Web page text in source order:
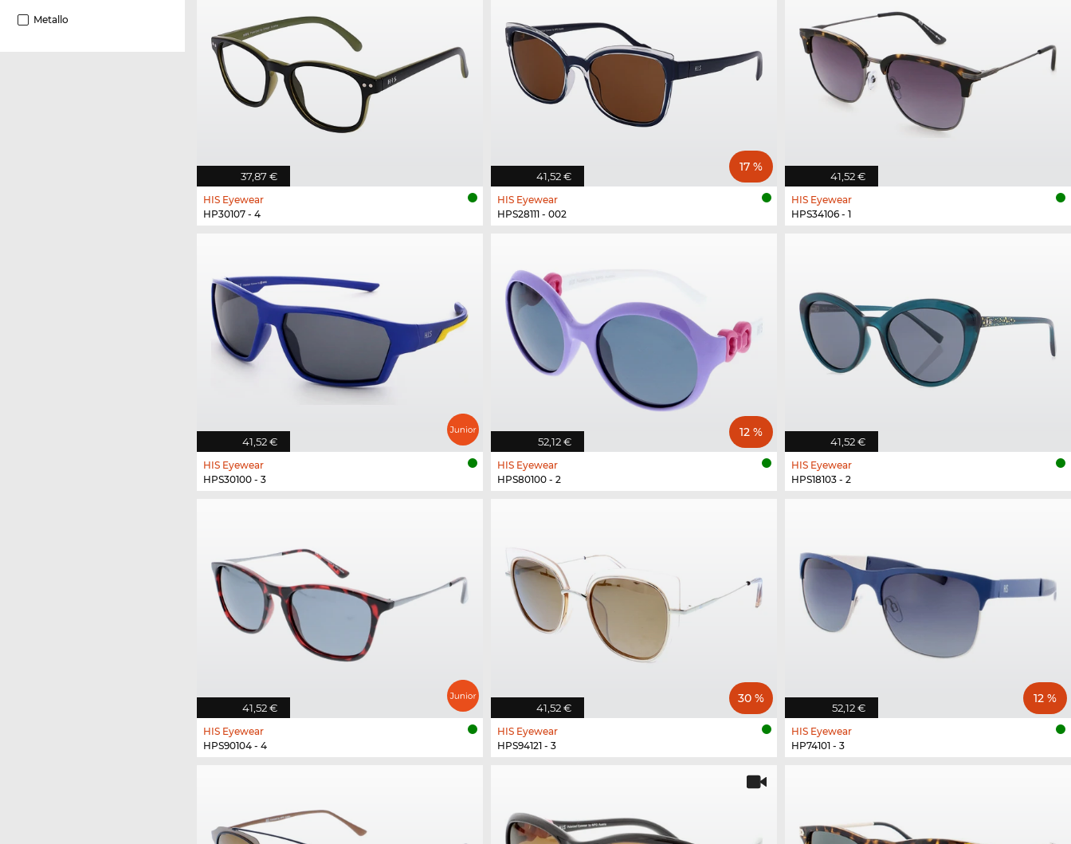
Metallo
37,87 €
HIS Eyewear
HP30107 - 4
41,52 €
17 %
HIS Eyewear
HPS28111 - 002
41,52 €
HIS Eyewear
HPS34106 - 1
41,52 €
HIS Eyewear
HPS30100 - 3
52,12 €
12 %
HIS Eyewear
HPS80100 - 2
41,52 €
HIS Eyewear
HPS18103 - 2
41,52 €
HIS Eyewear
HPS90104 - 4
41,52 €
30 %
HIS Eyewear
HPS94121 - 3
52,12 €
12 %
HIS Eyewear
HP74101 - 3